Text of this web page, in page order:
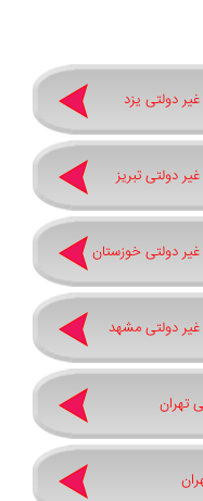
دولتی یزد
دولتی تبریز
دولتی خوزستان
دولتی مشهد
تهران